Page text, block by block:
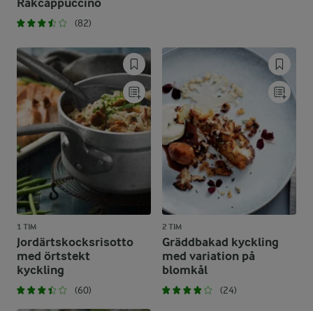
Räkcappuccino
(82)
1 TIM
Jordärtskocksrisotto
med örtstekt
kyckling
(60)
2 TIM
Gräddbakad kyckling
med variation på
blomkål
(24)